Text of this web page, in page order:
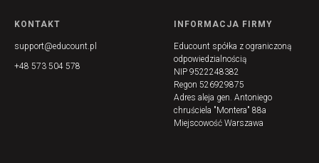
KONTAKT
support@educount.pl
+48 573 504 578
INFORMACJA FIRMY
Educount spółka z ograniczoną
odpowiedzialnością
NIP 9522248382
Regon 526929875
Adres aleja gen. Antoniego
chruściela "Montera" 88a
Miejscowość Warszawa